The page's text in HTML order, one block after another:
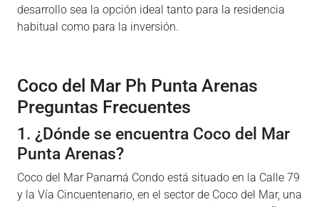
desarrollo sea la opción ideal tanto para la residencia
habitual como para la inversión.
Coco del Mar Ph Punta Arenas
Preguntas Frecuentes
1. ¿Dónde se encuentra Coco del Mar
Punta Arenas?
Coco del Mar Panamá Condo está situado en la Calle 79
y la Vía Cincuentenario, en el sector de Coco del Mar, una